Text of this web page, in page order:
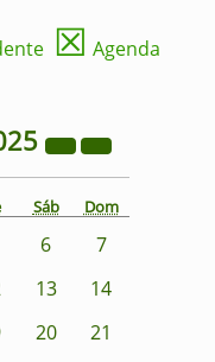
☒ Agenda
Sáb Dom
6
7
13
14
20
21